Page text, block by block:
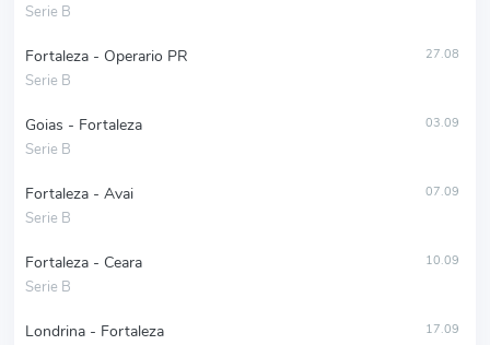
Serie B
Fortaleza - Operario PR
Serie B
27.08
Goias - Fortaleza
Serie B
03.09
Fortaleza - Avai
Serie B
07.09
Fortaleza - Ceara
Serie B
10.09
Londrina - Fortaleza 17.09